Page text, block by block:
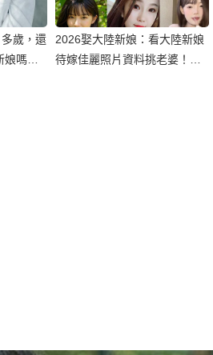
歲，還
娘嗎？
2026娶大陸新娘：看大陸新娘
待嫁佳麗照片資料挑老婆！？